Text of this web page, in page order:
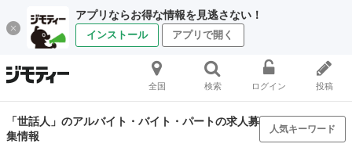
アプリならお得な情報を見逃さない！
インストール アプリで開く
全国 検索 ログイン 投稿
「世話人」のアルバイト・バイト・パートの求人募
集情報
人気キーワード